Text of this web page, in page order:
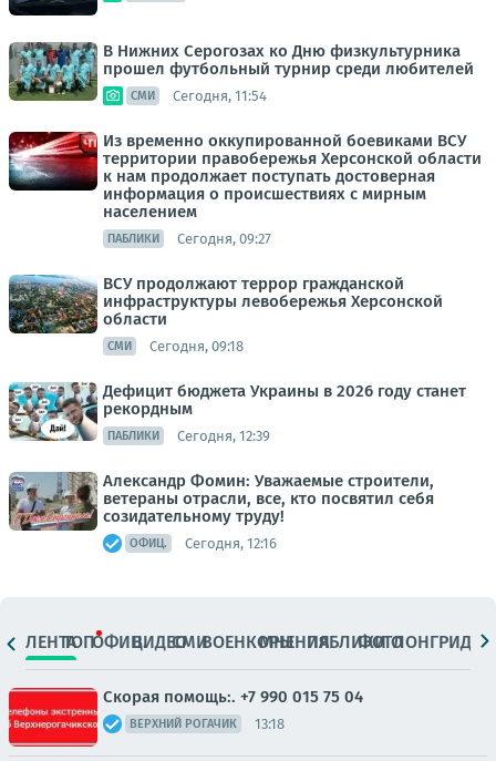
В Нижних Серогозах ко Дню физкультурника
прошел футбольный турнир среди любителей
СМИ Сегодня, 11:54
Из временно оккупированной боевиками ВСУ
территории правобережья Херсонской области
к нам продолжает поступать достоверная
информация о происшествиях с мирным
населением
ПАБЛИКИ Сегодня, 09:27
ВСУ продолжают террор гражданской
инфраструктуры левобережья Херсонской
области
СМИ Сегодня, 09:18
Дефицит бюджета Украины в 2026 году станет
рекордным
ПАБЛИКИ Сегодня, 12:39
Александр Фомин: Уважаемые строители,
ветераны отрасли, все, кто посвятил себя
созидательному труду!
ОФИЦ. Сегодня, 12:16
ЛЕНТАТОПОФИЦ.ВИДЕОСМИВОЕНКОРЫМНЕНИЯПАБЛИКИ
ФОТОЛОНГРИДЫ
Скорая помощь:. +7 990 015 75 04
ВЕРХНИЙ РОГАЧИК 13:18